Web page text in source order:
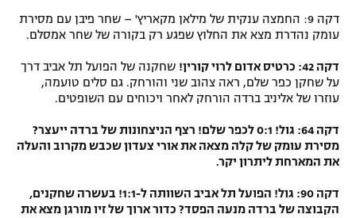
המגזין
דקה 9: החמצה ענקית של מילאן מקאריץ' – שחר פיבן עם מסירת
עומק נהדרת מצא את החלוץ שפגע רק בקורה של שחר אמסלם.
דקה 42: כרטיס אדום לרוי קורין!
שחקנה של הפועל תל אביב דרך
על שחקן כפר שלם, ראה צהוב שני והורחק. גם סלים טועמה,
עוזרו של אליניב ברדה הורחק לאחר ויכוחים עם השופטים.
דקה 64: גול! 0:1 לכפר שלם! רצף הניצחונות של ברדה ייעצר?
מסירת עומק של קלה מצאה את אורי צעדון שכבש מקרוב והעלה
את המארחת ליתרון יקר.
דקה 90: גול! הפועל תל אביב השוותה ל-1:1! בעשרה שחקנים,
הקבוצה של ברדה מנעה הפסד? כדור ארוך של זיו מורגן מצא את